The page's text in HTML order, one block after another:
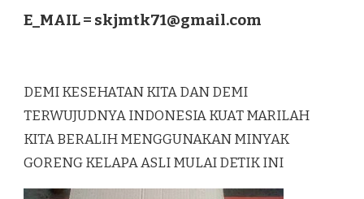
E_MAIL = skjmtk71@gmail.com
DEMI KESEHATAN KITA DAN DEMI
TERWUJUDNYA INDONESIA KUAT MARILAH
KITA BERALIH MENGGUNAKAN MINYAK
GORENG KELAPA ASLI MULAI DETIK INI